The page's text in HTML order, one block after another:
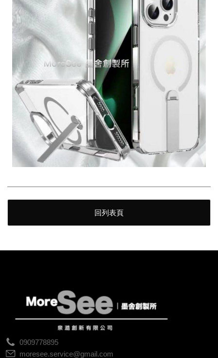
回列表頁
0909778895
moresee.service@gmail.com